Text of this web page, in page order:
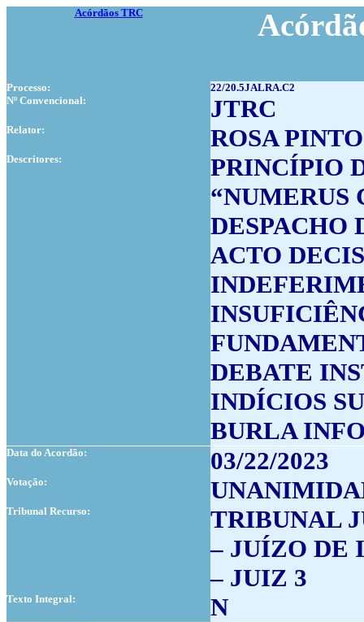
Acórdãos TRC
Processo:
22/20.5JALRA.C2
Nº Convencional:
JTRC
Relator: ROSA PINTO
Descritores:
PRINCÍPIO
“NUMERUS
DESPACHO
ACTO
DEBATE
INDÍCIOS
BURLA
Data do Acordão: 03/22/2023
Votação:
Tribunal Recurso:
TRIBUNAL
– JUÍZO DE
– JUIZ 3
Texto Integral: N